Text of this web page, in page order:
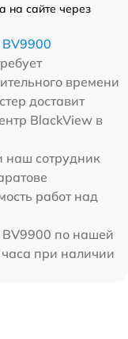
на сайте через
времени
доставит
BlackView в
наш сотрудник
работ над
по нашей
часа при наличии